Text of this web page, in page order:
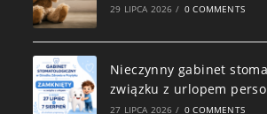
29 LIPCA 2026 / 0 COMMENTS
Nieczynny gabinet
związku z urlopem
27 LIPCA 2026 / 0 COMMENTS